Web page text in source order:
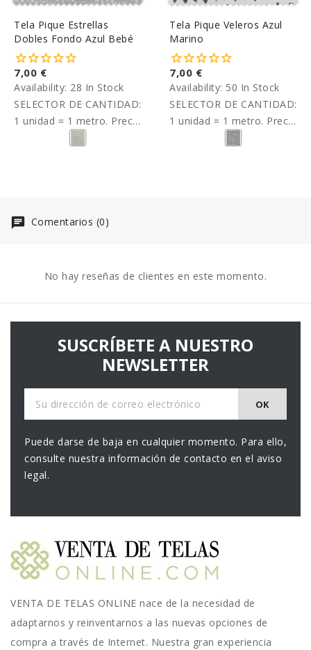
Tela Pique Estrellas
Dobles Fondo Azul Bebé
7,00 €
Availability: 28 In Stock
SELECTOR DE CANTIDAD:
1 unidad = 1 metro. Precio
Tela Pique Veleros Azul
Marino
7,00 €
Availability: 50 In Stock
SELECTOR DE CANTIDAD:
1 unidad = 1 metro. Precio
Comentarios (0)
No hay reseñas de clientes en este momento.
SUSCRÍBETE A NUESTRO
NEWSLETTER
Puede darse de baja en cualquier momento. Para ello,
consulte nuestra información de contacto en el aviso
legal.
VENTA DE TELAS ONLINE nace de la necesidad de
adaptarnos y reinventarnos a las nuevas opciones de
compra a través de Internet. Nuestra gran experiencia